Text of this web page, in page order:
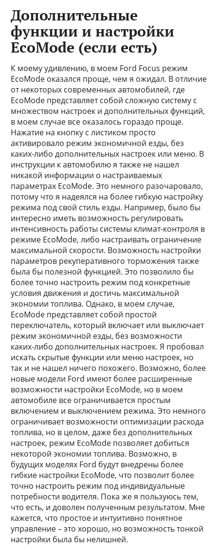
Дополнительные
функции и настройки
EcoMode (если есть)
К моему удивлению, в моем Ford Focus режим
EcoMode оказался проще, чем я ожидал. В отличие
от некоторых современных автомобилей, где
EcoMode представляет собой сложную систему с
множеством настроек и дополнительных функций,
в моем случае все оказалось гораздо проще.
Нажатие на кнопку с листиком просто
активировало режим экономичной езды, без
каких-либо дополнительных настроек или меню. В
инструкции к автомобилю я также не нашел
никакой информации о настраиваемых
параметрах EcoMode. Это немного разочаровало,
потому что я надеялся на более гибкую настройку
режима под свой стиль езды. Например, было бы
интересно иметь возможность регулировать
интенсивность работы системы климат-контроля в
режиме EcoMode, либо настраивать ограничение
максимальной скорости. Возможность настройки
параметров рекуперативного торможения также
была бы полезной функцией. Это позволило бы
более точно настроить режим под конкретные
условия движения и достичь максимальной
экономии топлива. Однако, в моем случае,
EcoMode представляет собой простой
переключатель, который включает или выключает
режим экономичной езды, без возможности
каких-либо дополнительных настроек. Я пробовал
искать скрытые функции или меню настроек, но
так и не нашел ничего похожего. Возможно, более
новые модели Ford имеют более расширенные
возможности настройки EcoMode, но в моем
автомобиле все ограничивается простым
включением и выключением режима. Это немного
ограничивает возможности оптимизации расхода
топлива, но в целом, даже без дополнительных
настроек, режим EcoMode позволяет добиться
некоторой экономии топлива. Возможно, в
будущих моделях Ford будут внедрены более
гибкие настройки EcoMode, что позволит более
точно настроить режим под индивидуальные
потребности водителя. Пока же я пользуюсь тем,
что есть, и доволен полученным результатом. Мне
кажется, что простое и интуитивно понятное
управление – это хорошо, но возможность тонкой
настройки была бы нелишней.